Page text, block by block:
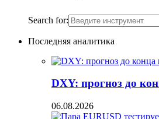
Search for:
Последняя аналитика
DXY: прогноз до
06.08.2026